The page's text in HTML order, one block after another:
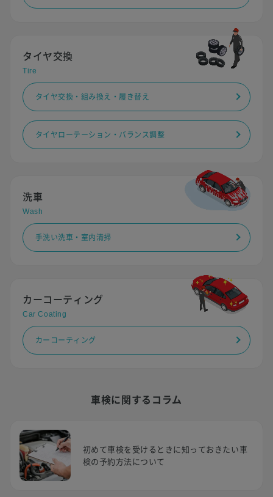
タイヤ交換
Tire
タイヤ交換・組み換え・履き替え
タイヤローテーション・バランス調整
洗車
Wash
手洗い洗車・室内清掃
カーコーティング
Car Coating
カーコーティング
車検に関するコラム
初めて車検を受けるときに知っておきたい車
検の予約方法について